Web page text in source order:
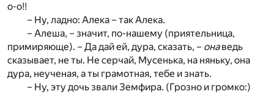
о-о!!
– Ну, ладно: Алека – так Алека.
– Алеша, – значит, по-нашему (приятельница,
примиряюще). – Да дай ей, дура, сказать, – онаведь
сказывает, не ты. Не серчай, Мусенька, на няньку, она
дура, неученая, а ты грамотная, тебе и знать.
– Ну, эту дочь звали Земфира. (Грозно и громко:)